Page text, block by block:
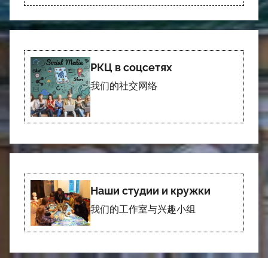
РКЦ в соцсетях
我们的社交网络
Наши студии и кружки
我们的工作室与兴趣小组